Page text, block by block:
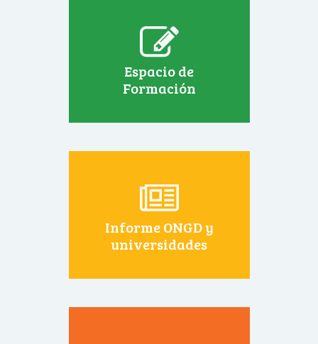
Espacio de
Formación
Informe ONGD y
universidades